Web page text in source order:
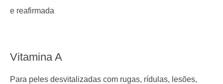
e reafirmada
Vitamina A
Para peles desvitalizadas com rugas, rídulas, lesões,